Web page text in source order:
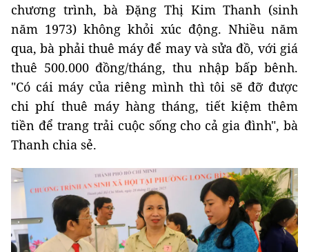
chương trình, bà Đặng Thị Kim Thanh (sinh
năm 1973) không khỏi xúc động. Nhiều năm
qua, bà phải thuê máy để may và sửa đồ, với giá
thuê 500.000 đồng/tháng, thu nhập bấp bênh.
"Có cái máy của riêng mình thì tôi sẽ đỡ được
chi phí thuê máy hàng tháng, tiết kiệm thêm
tiền để trang trải cuộc sống cho cả gia đình", bà
Thanh chia sẻ.